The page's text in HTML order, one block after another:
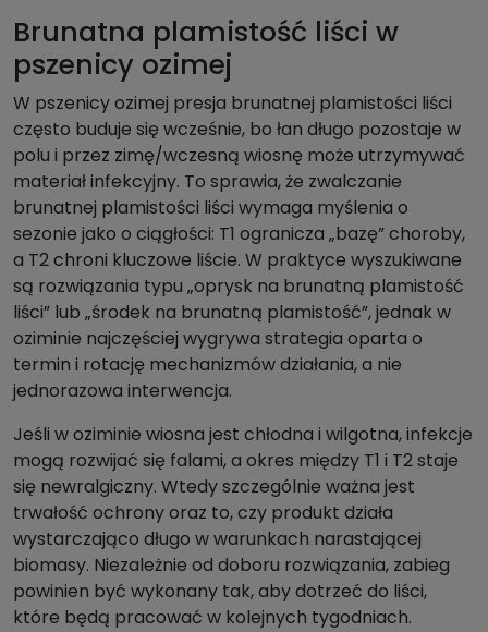
Brunatna plamistość liści w
pszenicy ozimej
W pszenicy ozimej presja brunatnej plamistości liści
często buduje się wcześnie, bo łan długo pozostaje w
polu i przez zimę/wczesną wiosnę może utrzymywać
materiał infekcyjny. To sprawia, że zwalczanie
brunatnej plamistości liści wymaga myślenia o
sezonie jako o ciągłości: T1 ogranicza „bazę” choroby,
a T2 chroni kluczowe liście. W praktyce wyszukiwane
są rozwiązania typu „oprysk na brunatną plamistość
liści” lub „środek na brunatną plamistość”, jednak w
oziminie najczęściej wygrywa strategia oparta o
termin i rotację mechanizmów działania, a nie
jednorazowa interwencja.
Jeśli w oziminie wiosna jest chłodna i wilgotna, infekcje
mogą rozwijać się falami, a okres między T1 i T2 staje
się newralgiczny. Wtedy szczególnie ważna jest
trwałość ochrony oraz to, czy produkt działa
wystarczająco długo w warunkach narastającej
biomasy. Niezależnie od doboru rozwiązania, zabieg
powinien być wykonany tak, aby dotrzeć do liści,
które będą pracować w kolejnych tygodniach.